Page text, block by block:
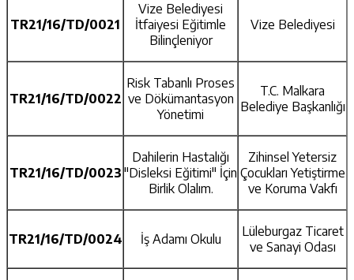
TR21/16/TD/0021
Vize Belediyesi
İtfaiyesi Eğitimle
Bilinçleniyor
Vize Belediyesi
TR21/16/TD/0022
Risk Tabanlı Proses
ve Dökümantasyon
Yönetimi
T.C. Malkara
Belediye Başkanlığı
TR21/16/TD/0023
Dahilerin Hastalığı
"Disleksi Eğitimi" İçin
Birlik Olalım.
Zihinsel Yetersiz
Çocukları Yetiştirme
ve Koruma Vakfı
TR21/16/TD/0024 İş Adamı Okulu
Lüleburgaz Ticaret
ve Sanayi Odası